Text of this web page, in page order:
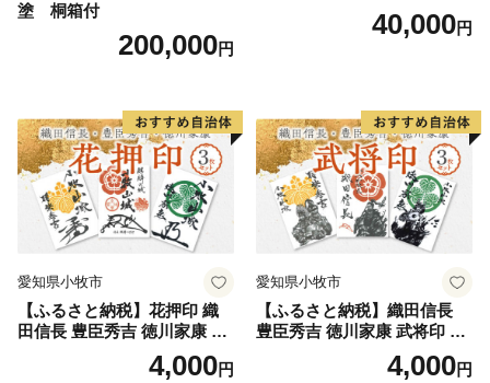
塗 桐箱付
200,000円
40,000円
愛知県小牧市
【ふるさと納税】花押印 織
田信長 豊臣秀吉 徳川家康 3
枚 セット 戦国 武将 小牧山城
墨絵 龍画師 書道アーティス
4,000円
愛知県小牧市
【ふるさと納税】織田信長
豊臣秀吉 徳川家康 武将印 3
枚 セット イラスト 戦国 武将
小牧山城 墨絵 龍画師 書道ア
4,000円